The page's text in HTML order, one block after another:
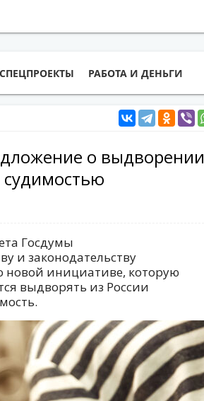
СПЕЦПРОЕКТЫ РАБОТА И ДЕНЬГИ
о выдворении
судимостью
Госдумы
и законодательству
новой инициативе, которую
выдворять из России